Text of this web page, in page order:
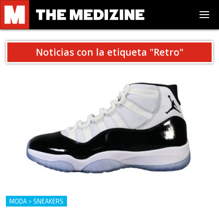
Noticias con la etiqueta "Retro"
MODA > SNEAKERS